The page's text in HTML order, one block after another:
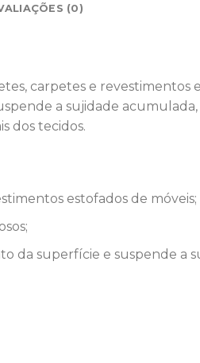
(0)
carpetes e revestimentos
a sujidade
dos tecidos.
estofados de móveis;
da superfície e suspende a